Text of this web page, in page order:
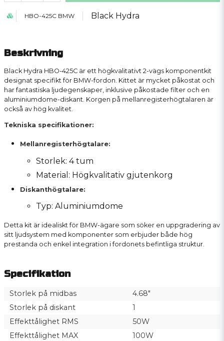
HBO-425C BMW Black Hydra
Beskrivning
Black Hydra HBO-425C är ett högkvalitativt 2-vägs komponentkit
designat specifikt för BMW-fordon. Kittet är mycket påkostat och
har fantastiska ljudegenskaper, inklusive påkostade filter och en
aluminiumdome-diskant. Korgen på mellanregisterhögtalaren är
också av hög kvalitet.
Tekniska specifikationer:
Mellanregisterhögtalare:
Storlek: 4 tum
Material: Högkvalitativ gjutenkorg
Diskanthögtalare:
Typ: Aluminiumdome
Detta kit är idealiskt för BMW-ägare som söker en uppgradering av
sitt ljudsystem med komponenter som erbjuder både hög
prestanda och enkel integration i fordonets befintliga struktur.
Specifikation
Storlek på midbas
4.68"
Storlek på diskant
1
Effekttålighet RMS
50W
Effekttålighet MAX
100W